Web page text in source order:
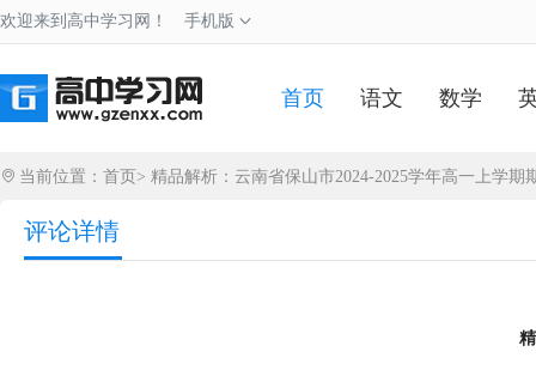
欢迎来到高中学习网！ 手机版
首页 语文 数学
当前位置： 首页 > 精品解析：云南省保山市2024-2025学年高一上学期
评论详情